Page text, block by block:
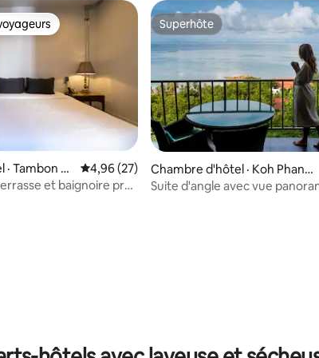
commentaires
Tambon C
Note moyenne de 4,96 sur 5, 27
4,96 (27)
et baignoire près
Superhôte
Superhôte
Chambre d'hôtel · Koh Phang
an
Suite d'angle avec vue